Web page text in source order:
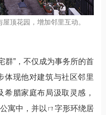
顶花园，增加邻里互动。
群”，不仅成为事务所的首
体现他对建筑与社区邻里
腊家庭布局汲取灵感，
寓中，并以ㄇ字形环绕居